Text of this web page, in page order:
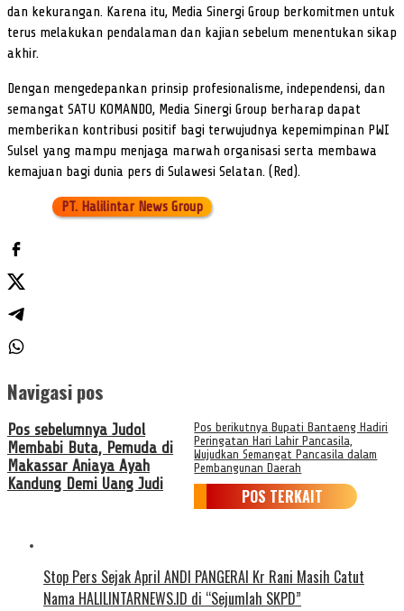
dan kekurangan. Karena itu, Media Sinergi Group berkomitmen untuk
terus melakukan pendalaman dan kajian sebelum menentukan sikap
akhir.
Dengan mengedepankan prinsip profesionalisme, independensi, dan
semangat SATU KOMANDO, Media Sinergi Group berharap dapat
memberikan kontribusi positif bagi terwujudnya kepemimpinan PWI
Sulsel yang mampu menjaga marwah organisasi serta membawa
kemajuan bagi dunia pers di Sulawesi Selatan. (Red).
PT. Halilintar News Group
Navigasi pos
Pos sebelumnya Judol
Membabi Buta, Pemuda di
Makassar Aniaya Ayah
Kandung Demi Uang Judi
Pos berikutnya Bupati Bantaeng Hadiri
Peringatan Hari Lahir Pancasila,
Wujudkan Semangat Pancasila dalam
Pembangunan Daerah
POS TERKAIT
Stop Pers Sejak April ANDI PANGERAI Kr Rani Masih Catut
Nama HALILINTARNEWS.ID di “Sejumlah SKPD”